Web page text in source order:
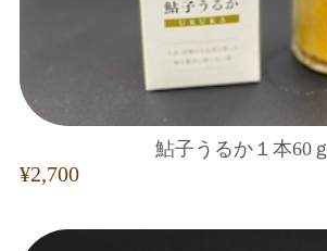
鮎子うるか１本60ｇ
¥2,700